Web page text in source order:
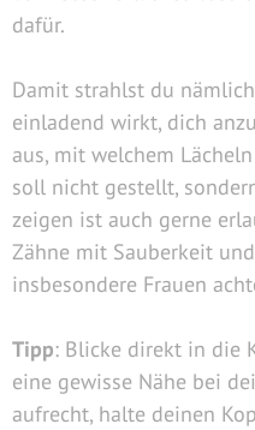
dafür.
Damit strahlst du
einladend wirkt, dich
aus, mit welchem Lächeln
soll nicht gestellt,
zeigen ist auch gerne
Zähne mit Sauberkeit
insbesondere Frauen
Tipp: Blicke direkt in die
eine gewisse Nähe bei
aufrecht, halte deinen